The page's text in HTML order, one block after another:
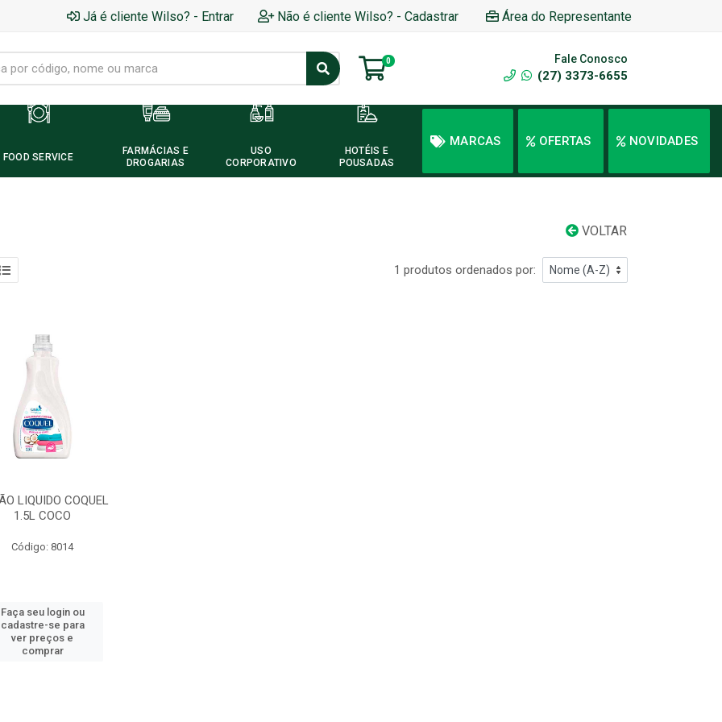
Já é cliente Wilso? - Entrar Não é cliente Wilso? - Cadastrar Área do Representante
0 Fale Conosco
(27) 3373-6655
FOOD SERVICE
FARMÁCIAS E
DROGARIAS
USO
CORPORATIVO
HOTÉIS E
POUSADAS
MARCAS OFERTAS NOVIDADES
VOLTAR
1 produtos ordenados por:
LIQUIDO COQUEL
1.5L COCO
Código: 8014
Faça seu login ou
cadastre-se para
ver preços e
comprar